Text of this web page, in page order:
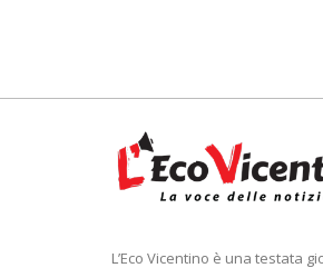
L’Eco Vicentino è una testata